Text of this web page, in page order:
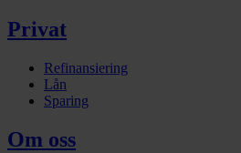
Privat
Refinansiering
Lån
Sparing
Om oss